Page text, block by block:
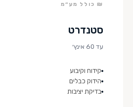
₪ כולל מע״מ
סטנדרט
עד 60 אינץ׳
קידוח וקיבוע
הידוק כבלים
בדיקת יציבות